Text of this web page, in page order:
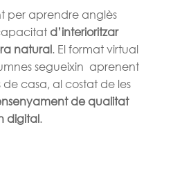
per aprendre anglès
d’interioritzar
natural. El format virtual
segueixin aprenent
casa, al costat de les
de qualitat
digital.